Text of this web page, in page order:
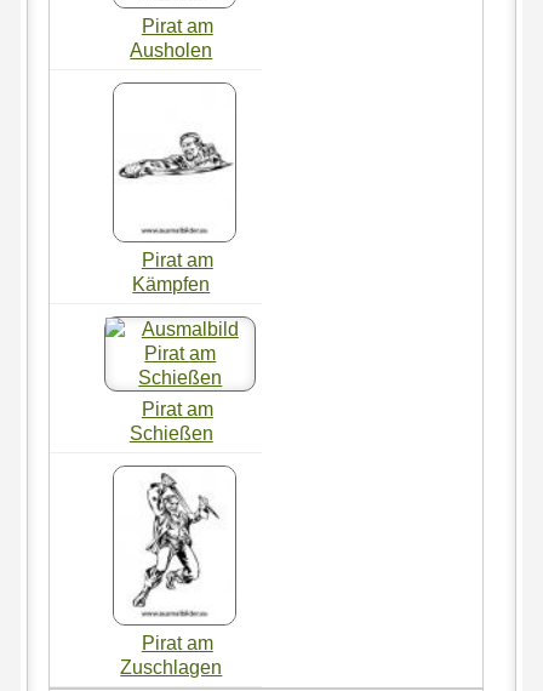
Pirat am
Ausholen
Pirat am
Kämpfen
Pirat am
Schießen
Pirat am
Zuschlagen